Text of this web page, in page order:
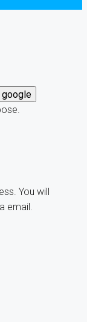
google
You will
email.